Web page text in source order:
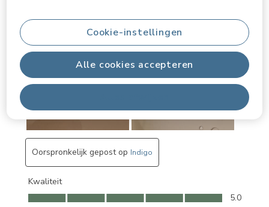
Alle cookies accepteren
Cookie-instellingen
Oorspronkelijk gepost op Indigo
Kwaliteit
Kwaliteit, 5.0 van 5
5.0